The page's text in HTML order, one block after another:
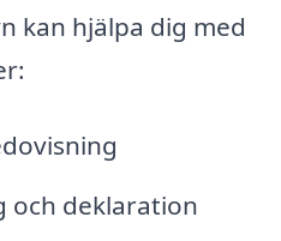
kan hjälpa dig med
och deklaration